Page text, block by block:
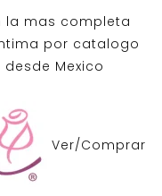
la mas completa
por catalogo
Mexico
Ver/Comprar